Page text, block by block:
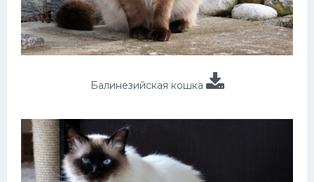
Балинезийская кошка